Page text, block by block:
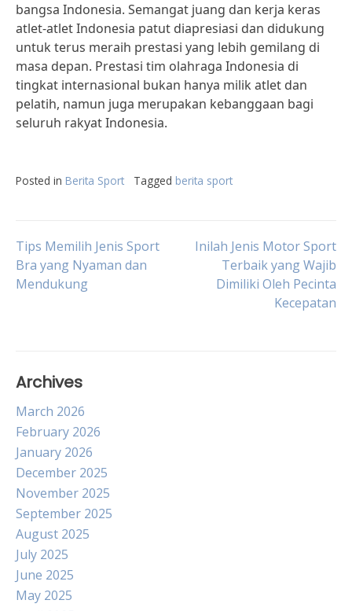
bangsa Indonesia. Semangat juang dan kerja keras
atlet-atlet Indonesia patut diapresiasi dan didukung
untuk terus meraih prestasi yang lebih gemilang di
masa depan. Prestasi tim olahraga Indonesia di
tingkat internasional bukan hanya milik atlet dan
pelatih, namun juga merupakan kebanggaan bagi
seluruh rakyat Indonesia.
Posted in Berita Sport Tagged berita sport
Post
navigation
Tips Memilih Jenis Sport
Bra yang Nyaman dan
Mendukung
Inilah Jenis Motor Sport
Terbaik yang Wajib
Dimiliki Oleh Pecinta
Kecepatan
Archives
March 2026
February 2026
January 2026
December 2025
November 2025
September 2025
August 2025
July 2025
June 2025
May 2025